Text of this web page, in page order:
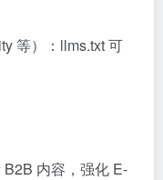
等）：llms.txt 可
内容，强化 E-